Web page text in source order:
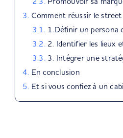
Comment réussir le street
1.Définir un persona
2. Identifier les lieux et
3. Intégrer une
En conclusion
Et si vous confiez à un cabinet de recrutement le